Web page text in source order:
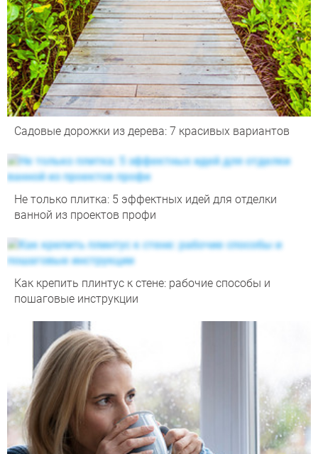
Садовые дорожки из дерева: 7 красивых вариантов
Не только плитка: 5 эффектных идей для отделки
ванной из проектов профи
Как крепить плинтус к стене: рабочие способы и
пошаговые инструкции